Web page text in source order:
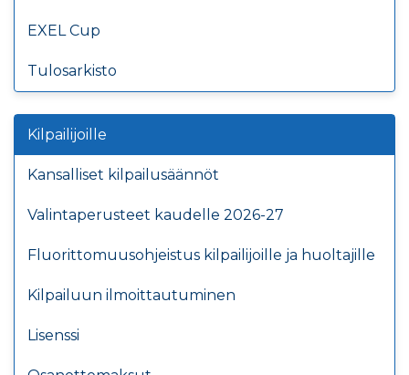
EXEL Cup
Tulosarkisto
Kilpailijoille
Kansalliset kilpailusäännöt
Valintaperusteet kaudelle 2026-27
Fluorittomuusohjeistus kilpailijoille ja huoltajille
Kilpailuun ilmoittautuminen
Lisenssi